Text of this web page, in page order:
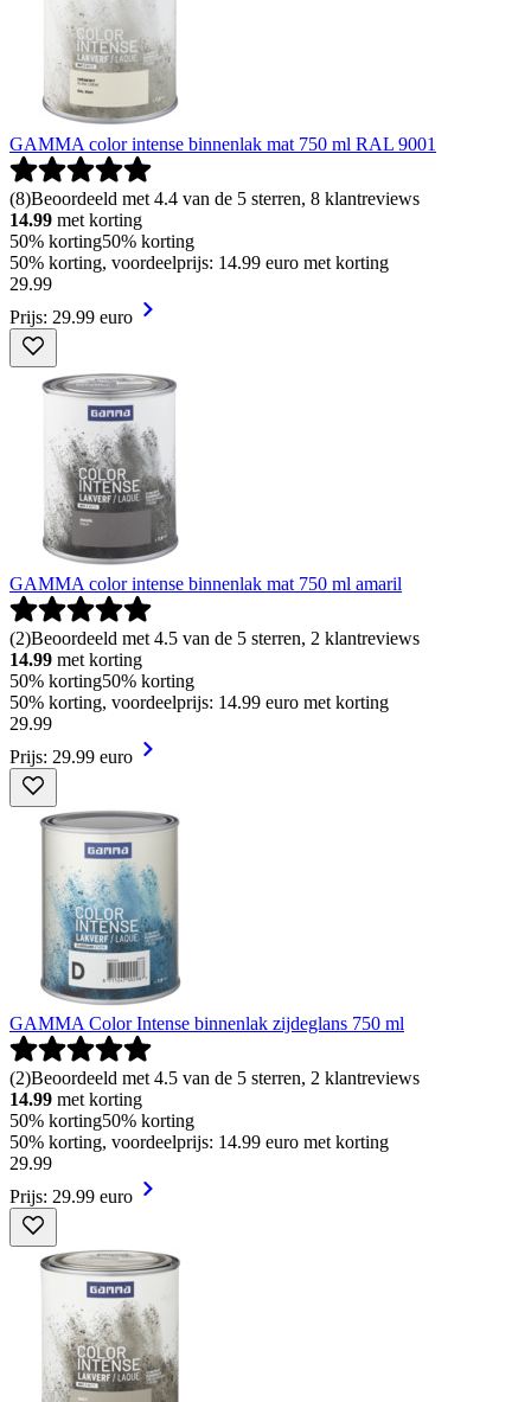
GAMMA color intense binnenlak mat 750 ml RAL 9001
(8)Beoordeeld met 4.4 van de 5 sterren, 8 klantreviews
14.99 met korting
50% korting50% korting
50% korting, voordeelprijs: 14.99 euro met korting
29.99
Prijs: 29.99 euro
GAMMA color intense binnenlak mat 750 ml amaril
(2)Beoordeeld met 4.5 van de 5 sterren, 2 klantreviews
14.99 met korting
50% korting50% korting
50% korting, voordeelprijs: 14.99 euro met korting
29.99
Prijs: 29.99 euro
GAMMA Color Intense binnenlak zijdeglans 750 ml
(2)Beoordeeld met 4.5 van de 5 sterren, 2 klantreviews
14.99 met korting
50% korting50% korting
50% korting, voordeelprijs: 14.99 euro met korting
29.99
Prijs: 29.99 euro